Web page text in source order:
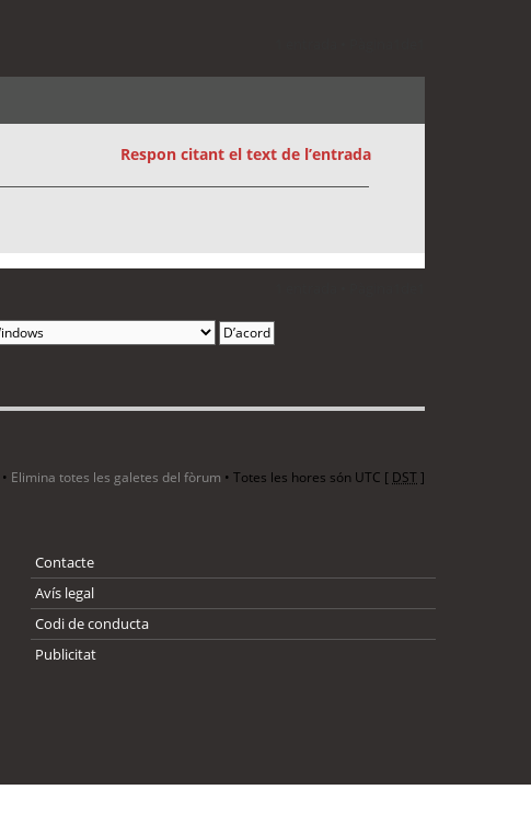
Respon citant el text de l’entrada
• Elimina totes les galetes del fòrum • Totes les hores són UTC [ DST]
Contacte
Avís legal
Codi de conducta
Publicitat